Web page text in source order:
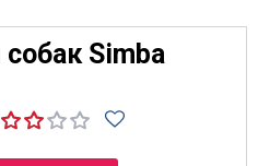
Simba